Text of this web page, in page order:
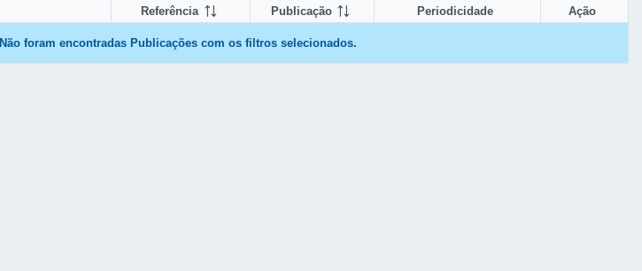
Referência Publicação Periodicidade Ação
Não foram encontradas Publicações com os filtros selecionados.